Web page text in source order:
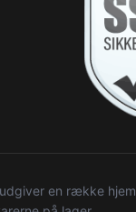
en række